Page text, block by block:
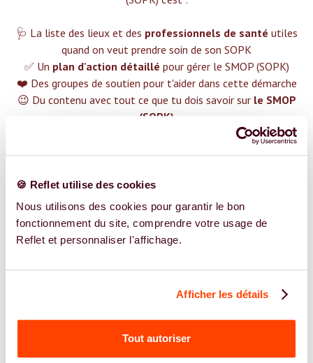
🍪 Reflet utilise des cookies
Nous utilisons des cookies pour garantir le bon
fonctionnement du site, comprendre votre usage de
Reflet et personnaliser l'affichage.
Afficher les détails
Tout autoriser
🩺 La liste des lieux et des professionnels de santé utiles
quand on veut prendre soin de son SOPK
✅ Un plan d'action détaillé pour gérer le SMOP (SOPK)
❤️ Des groupes de soutien pour t'aider dans cette démarche
😉 Du contenu avec tout ce que tu dois savoir sur le SMOP
(SOPK)
Plus de 400 femmes déjà accompagnées !
Vous êtes Sage Femme expert.e.s en SMOP